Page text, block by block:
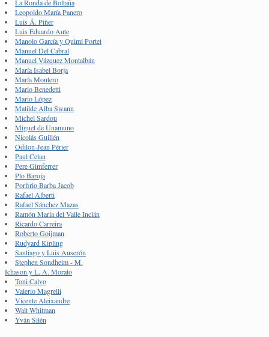
La Ronda de Boltaña
Leopoldo María Panero
Luis Á. Piñer
Luis Eduardo Aute
Manolo García y Quimi Portet
Manuel Del Cabral
Manuel Vázquez Montalbán
María Isabel Borja
María Montero
Mario Benedetti
Mario López
Matilde Alba Swann
Michel Sardou
Miguel de Unamuno
Nicolás Guillén
Odilon-Jean Périer
Paul Celan
Pere Gimferrer
Pío Baroja
Porfirio Barba Jacob
Rafael Alberti
Rafael Sánchez Mazas
Ramón María del Valle Inclán
Ricardo Carreira
Roberto Goijman
Rudyard Kipling
Santiago y Luis Auserón
Stephen Sondheim - M.
Ichason y L. A. Morato
Toni Calvo
Valerio Magrelli
Vicente Aleixandre
Walt Whitman
Yván Silén